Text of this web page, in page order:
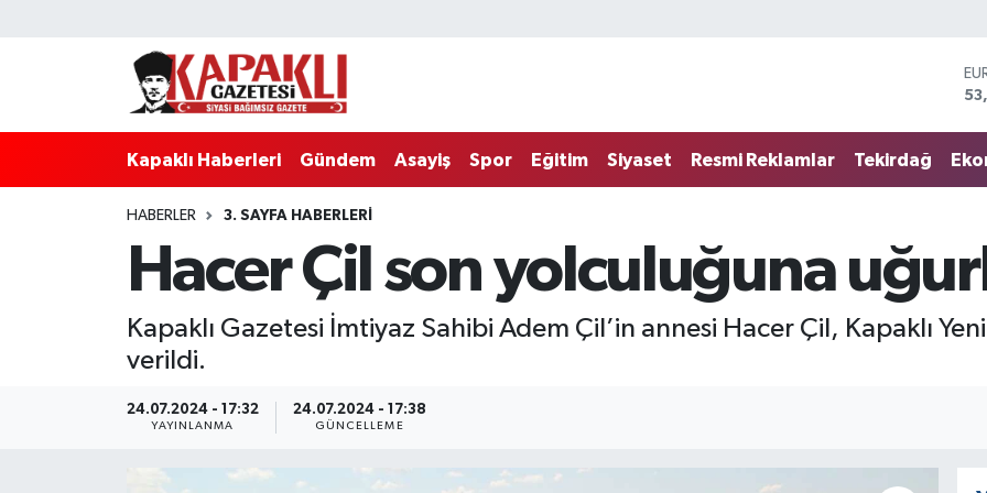
Kapaklı Haberleri Gündem Asayiş Spor Eğitim Siyaset Resmi Reklamlar Tekirdağ
HABERLER 3. SAYFA HABERLERI
Hacer Çil son yolculuğuna
Kapaklı Gazetesi İmtiyaz Sahibi Adem Çil’in annesi Hacer Çil, Kapaklı
verildi.
24.07.2024 - 17:32
YAYINLANMA
24.07.2024 - 17:38
GÜNCELLEME
Kapaklı Haberleri
Siyaset
Resmi Reklamlar
Tekirdağ Nöbetçi Eczaneler
Tekirdağ Trafik Yoğunluk Haritası
Tüm Manşetler
Son Dakika Haberleri